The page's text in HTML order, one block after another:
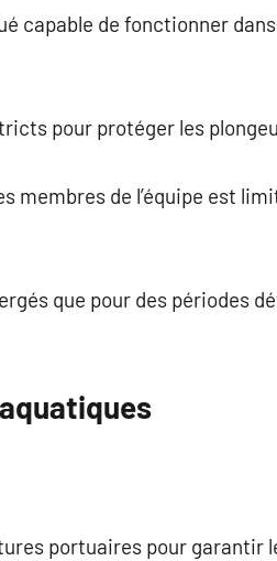
capable de fonctionner
pour protéger les
membres de l’équipe est
que pour des périodes
portuaires pour garantir